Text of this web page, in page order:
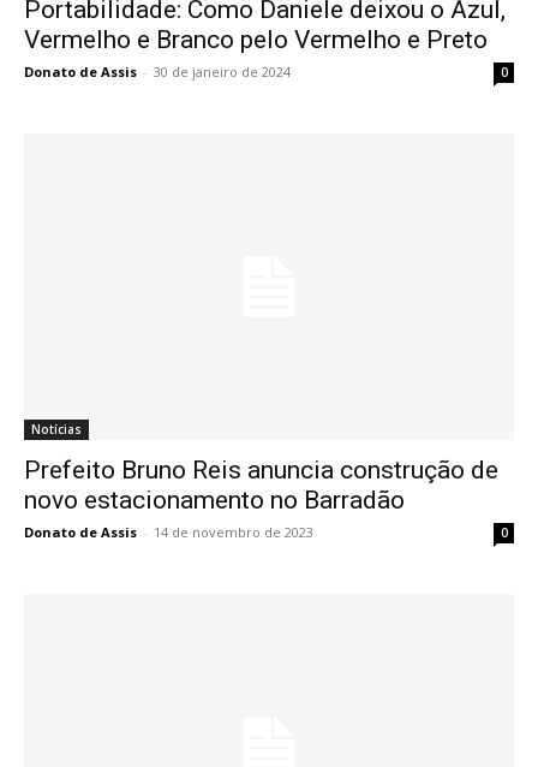
Portabilidade: Como Daniele deixou o Azul,
Vermelho e Branco pelo Vermelho e Preto
Donato de Assis - 30 de janeiro de 2024 0
Notícias
Prefeito Bruno Reis anuncia construção de
novo estacionamento no Barradão
Donato de Assis - 14 de novembro de 2023 0